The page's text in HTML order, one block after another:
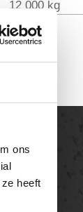
ons
heeft
12 000 kg